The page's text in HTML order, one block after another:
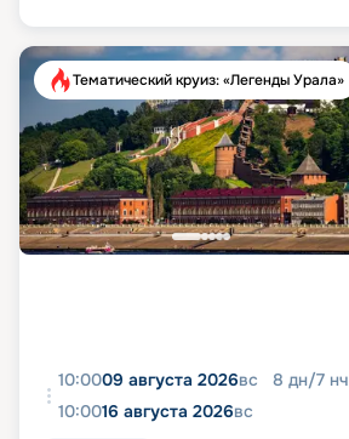
Тематический круиз: «Легенды Урала»
10:0009 августа 2026вс 8 дн/7 нч
10:0016 августа 2026вс